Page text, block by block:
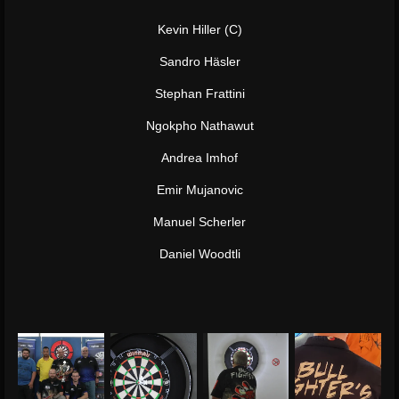
Kevin Hiller (C)
Sandro Häsler
Stephan Frattini
Ngokpho Nathawut
Andrea Imhof
Emir Mujanovic
Manuel Scherler
Daniel Woodtli